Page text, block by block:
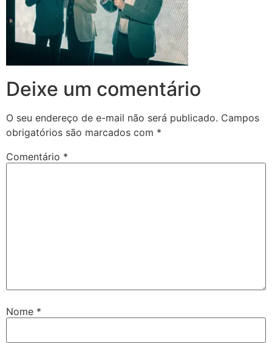
Deixe um comentário
O seu endereço de e-mail não será publicado. Campos
obrigatórios são marcados com *
Comentário *
Nome *